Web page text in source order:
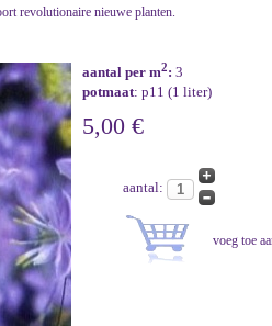
revolutionaire nieuwe planten.
aantal per m2: 3
potmaat: p11 (1 liter)
5,00 €
aantal: